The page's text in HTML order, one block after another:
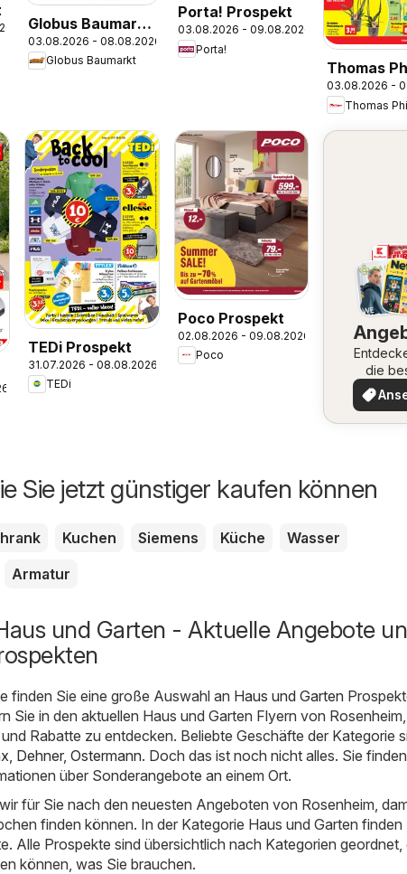
Globus Baumarkt
Prospekt
03.08.2026 - 08.08.2026
Globus Baumarkt
Porta! Prospekt
03.08.2026 - 09.08.2026
Porta!
Thomas
Prospekt
03.08.2026 -
Thomas
TEDi Prospekt
31.07.2026 - 08.08.2026
TEDi
Poco Prospekt
02.08.2026 - 09.08.2026
Poco
die
Sie jetzt günstiger kaufen können
Kuchen Siemens Küche
Wasser
Armatur
und Garten - Aktuelle Angebote
finden Sie eine große Auswahl an Haus und Garten
Sie in den aktuellen Haus und Garten Flyern von
Rabatte zu entdecken. Beliebte Geschäfte der Kategorie
Dehner, Ostermann. Doch das ist noch nicht alles. Sie
über Sonderangebote an einem Ort.
für Sie nach den neuesten Angeboten von Rosenheim,
finden können. In der Kategorie Haus und Garten finden
Alle Prospekte sind übersichtlich nach Kategorien geordnet,
können, was Sie brauchen.